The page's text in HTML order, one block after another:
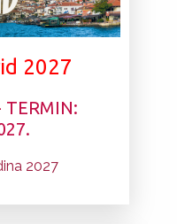
2027
TERMIN:
2027